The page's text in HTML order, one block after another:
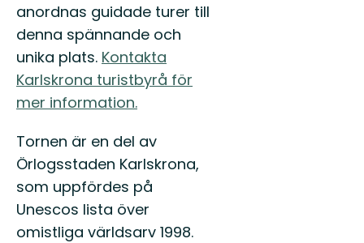
anordnas guidade turer till
denna spännande och
unika plats. Kontakta
Karlskrona turistbyrå för
mer information.
Tornen är en del av
Örlogsstaden Karlskrona,
som uppfördes på
Unescos lista över
omistliga världsarv 1998.